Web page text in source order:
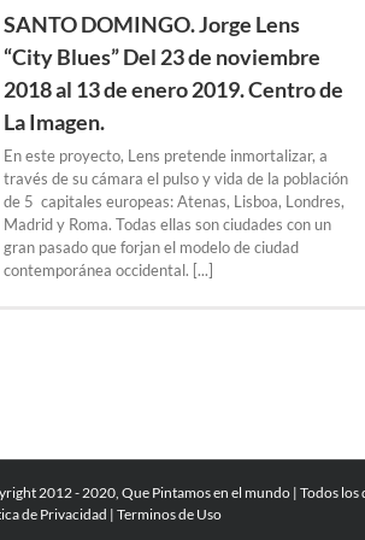
SANTO DOMINGO. Jorge Lens
“City Blues” Del 23 de noviembre
2018 al 13 de enero 2019. Centro de
La Imagen.
En este proyecto, Lens pretende inmortalizar, a
través de su cámara el pulso y vida de la población
de 5 capitales europeas: Atenas, Lisboa, Londres,
Madrid y Roma. Todas ellas son ciudades con un
gran pasado que forjan el modelo de ciudad
contemporánea occidental. [...]
2012 - 2020, Que Pintamos en el mundo | Todos
de Privacidad | Terminos de Uso